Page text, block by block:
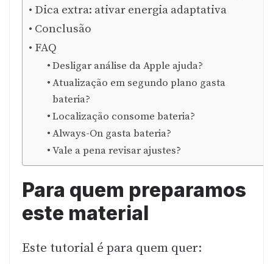
Dica extra: ativar energia adaptativa
Conclusão
FAQ
Desligar análise da Apple ajuda?
Atualização em segundo plano gasta
bateria?
Localização consome bateria?
Always-On gasta bateria?
Vale a pena revisar ajustes?
Para quem preparamos
este material
Este tutorial é para quem quer: